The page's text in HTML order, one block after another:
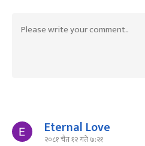
Eternal Love
२०८१ चैत १२ गते ७:२१